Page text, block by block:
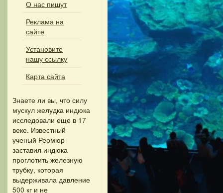
О нас пишут
Реклама на
сайте
Установите
нашу ссылку
Карта сайта
Знаете ли вы, что силу
мускул желудка индюка
исследовали еще в 17
веке. Известный
ученый Реомюр
заставил индюка
проглотить железную
трубку, которая
выдерживала давление
500 кг и не